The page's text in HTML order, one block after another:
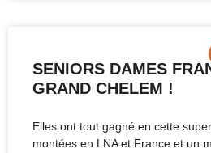
SENIORS DAMES
GRAND CHELEM !
Elles ont tout gagné en cette
montées en LNA et France et un